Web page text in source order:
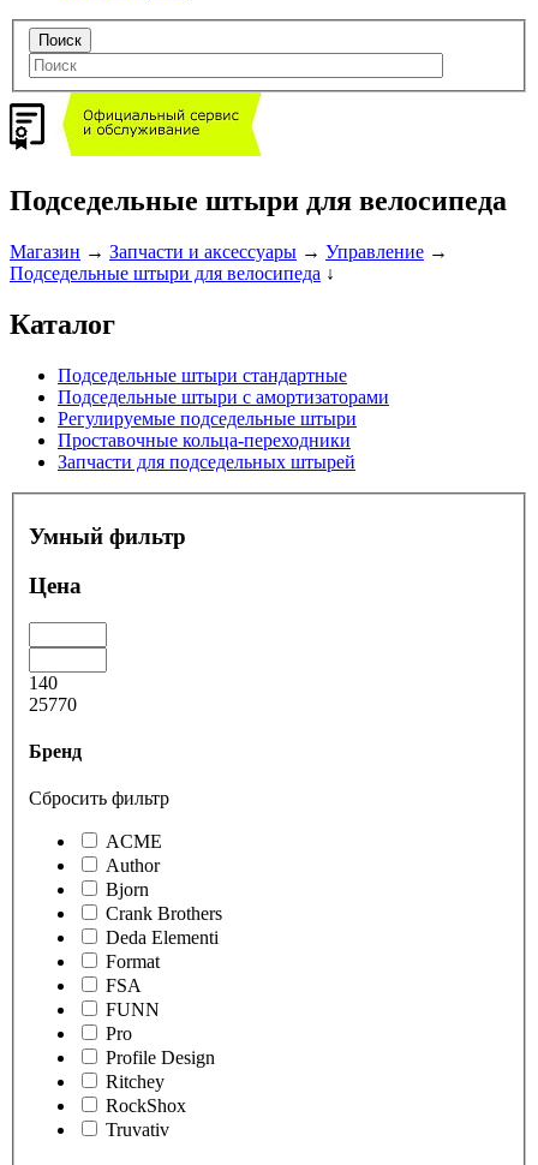
Подседельные штыри для велосипеда
Магазин → Запчасти и аксессуары → Управление →
Подседельные штыри для велосипеда ↓
Каталог
Подседельные штыри стандартные
Подседельные штыри с амортизаторами
Регулируемые подседельные штыри
Проставочные кольца-переходники
Запчасти для подседельных штырей
Умный фильтр
Цена
140
25770
Бренд
Сбросить фильтр
ACME
Author
Bjorn
Crank Brothers
Deda Elementi
Format
FSA
FUNN
Pro
Profile Design
Ritchey
RockShox
Truvativ